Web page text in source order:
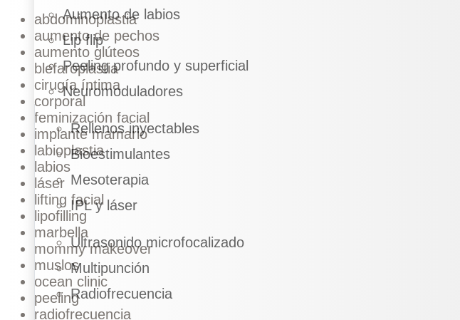
Aumento de labios
Lip flip
Peeling profundo y superficial
Neuromoduladores
Rellenos inyectables
Bioestimulantes
Mesoterapia
IPL y láser
Ultrasonido microfocalizado
Multipunción
Radiofrecuencia
abdominoplastia
aumento de pechos
aumento glúteos
blefaroplastia
cirugía íntima
corporal
feminización facial
implante mamario
labioplastia
labios
láser
lifting facial
lipofilling
marbella
mommy makeover
muslos
ocean clinic
peeling
radiofrecuencia